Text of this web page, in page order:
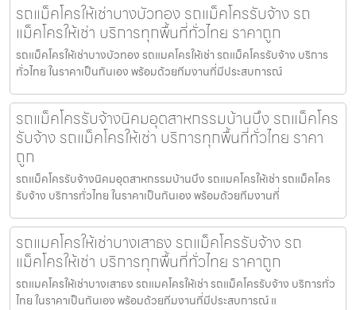
รถแม็คโครให้เช่าบางบัวทอง รถแม็คโครรับจ้าง รถ
แม็คโครให้เช่า บริการทุกพื้นที่ทั่วไทย ราคาถูก
รถแม็คโครให้เช่าบางบัวทอง รถแมคโครให้เช่า รถแม็คโครรับจ้าง บริการ
ทั่วไทย ในราคาเป็นกันเอง พร้อมด้วยทีมงานที่มีประสบการณ์
รถแม็คโครรับจ้างนิคมอุตสาหกรรมบ้านบึง รถแม็คโคร
รับจ้าง รถแม็คโครให้เช่า บริการทุกพื้นที่ทั่วไทย ราคา
ถูก
รถแม็คโครรับจ้างนิคมอุตสาหกรรมบ้านบึง รถแมคโครให้เช่า รถแม็คโคร
รับจ้าง บริการทั่วไทย ในราคาเป็นกันเอง พร้อมด้วยทีมงานที่
รถแมคโครให้เช่าบางเสาธง รถแม็คโครรับจ้าง รถ
แม็คโครให้เช่า บริการทุกพื้นที่ทั่วไทย ราคาถูก
รถแมคโครให้เช่าบางเสาธง รถแมคโครให้เช่า รถแม็คโครรับจ้าง บริการทั่ว
ไทย ในราคาเป็นกันเอง พร้อมด้วยทีมงานที่มีประสบการณ์ แ